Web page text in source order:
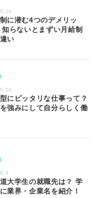
に潜む4つのデメリッ
知らないとまずい月給制
い
にピッタリな仕事って？
強みにして自分らしく働
大学生の就職先は？ 学
業界・企業名を紹介！